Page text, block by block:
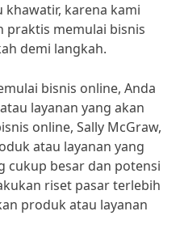
karena kami
praktis memulai bisnis
demi langkah.
bisnis online, Anda
layanan yang akan
online, Sally McGraw,
atau layanan yang
cukup besar dan potensi
riset pasar terlebih
produk atau layanan